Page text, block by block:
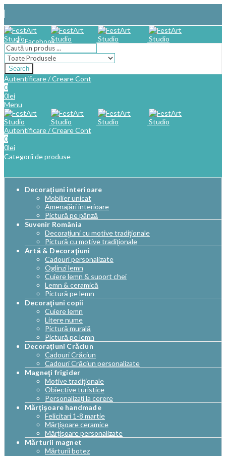
Facebook
Search
Autentificare / Creare Cont
0
0lei
Menu
Autentificare / Creare Cont
0
0lei
Categorii de produse
Decorațiuni interioare
Mobilier unicat
Amenajări interioare
Pictură pe pânză
Suvenir România
Decoraţiuni cu motive tradiţionale
Pictură cu motive tradiţionale
Artă & Decoraţiuni
Cadouri personalizate
Oglinzi lemn
Cuiere lemn & suport chei
Lemn & ceramică
Pictură pe lemn
Decoraţiuni copii
Cuiere lemn
Litere nume
Pictură murală
Pictură pe lemn
Decoraţiuni Crăciun
Cadouri Crăciun
Cadouri Crăciun personalizate
Magneţi frigider
Motive tradiţionale
Obiective turistice
Personalizaţi la cerere
Mărţişoare handmade
Felicitari 1-8 martie
Mărţişoare ceramice
Mărţişoare personalizate
Mărturii magnet
Mărturii botez